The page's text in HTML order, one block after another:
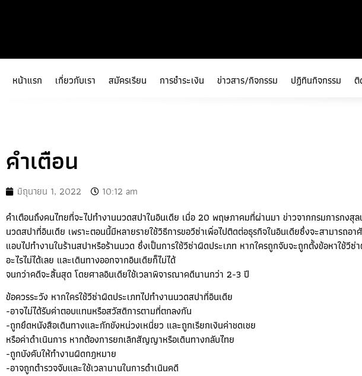
หน้าแรก เกี่ยวกับเรา สมัครเรียน การชำระเงิน ข่าวสาร/กิจกรรม ปฏิทินกิจกรรม ติ
คำเตือน
มิถุนายน 1, 2022
10:12 am
คำเตือนถึงคนไทยที่จะไปทำงานนวดสปาในอินเดีย เมื่อ 20 พฤษภาคมที่ผ่านมา ข่าวจากกรมการกงสุ
นวดสปาที่อินเดีย เพราะตอนนี้มีหลายรายใช้วิธีการขอวีซ่าเพื่อไปติดต่อธุรกิจในอินเดียซึ่งจะสามารถอ
แอบไปทำงานในร้านสปาหรือร้านนวด ซึ่งเป็นการใช้วีซ่าผิดประเภท หากใครถูกจับจะถูกตั้งข้อหาใช้วี
อะไรไม่ได้เลย และเดินทางออกจากอินเดียก็ไม่ได้
จนกว่าคดีจะสิ้นสุด โดยศาลอินเดียใช้เวลาพิจารณาคดีนานกว่า 2-3 ปี
ข้อควรระวัง หากใครใช้วีซ่าผิดประเภทไปทำงานนวดสปาที่อินเดีย
-อาจไม่ได้รับค่าตอบแทนหรือสวัสดิการตามที่ตกลงกัน
-ถูกยึดหนังสือเดินทางและกักขังหน่วงเหนี่ยว และถูกเรียกเงินค่าชดเชย
หรือค่าดำเนินการ หากต้องการยกเลิกสัญญาหรือเดินทางกลับไทย
-ถูกบังคับให้ทำงานผิดกฎหมาย
-อาจถูกตํารวจจับและใช้เวลานานในการดำเนินคดี